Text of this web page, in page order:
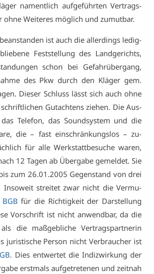
na­ment­lich auf­ge­führ­ten Ver­trags­
Wei­te­res mög­lich und zu­mut­bar.
ist auch die al­ler­dings le­dig­
Fest­stel­lung des Land­ge­richts,
schon bei Ge­fahr­über­gang,
des Pkw durch den Klä­ger gem.
Die­ser Schluss lässt sich auch oh­ne
Gut­ach­tens zie­hen. Die Aus­
Te­le­fon, das So­und­sys­tem und die
die – fast ein­schrän­kungs­los – zu­
für al­le Werk­statt­be­su­che wa­ren,
12 Ta­gen ab Über­ga­be ge­mel­det. Sie
zum 26.01.2005 Ge­gen­stand von drei
In­so­weit strei­tet zwar nicht die Ver­mu­
für die Rich­tig­keit der Dar­stel­lung
Vor­schrift ist nicht an­wend­bar, da die
die maß­geb­li­che Ver­trags­part­ne­rin
ju­ris­ti­sche Per­son nicht Ver­brau­cher ist
. Dies ent­wer­tet die In­dizwir­kung der
erst­mals auf­ge­tre­te­nen und zeit­nah